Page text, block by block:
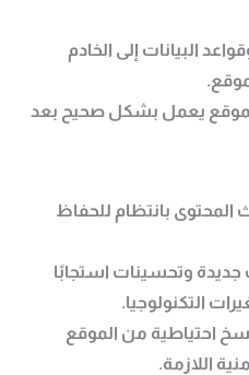
البيانات إلى الخادم
الموقع يعمل بشكل صحيح بعد
المحتوى بانتظام للحفاظ
وتحسينات استجابًا
التكنولوجيا.
احتياطية من الموقع
اللازمة.